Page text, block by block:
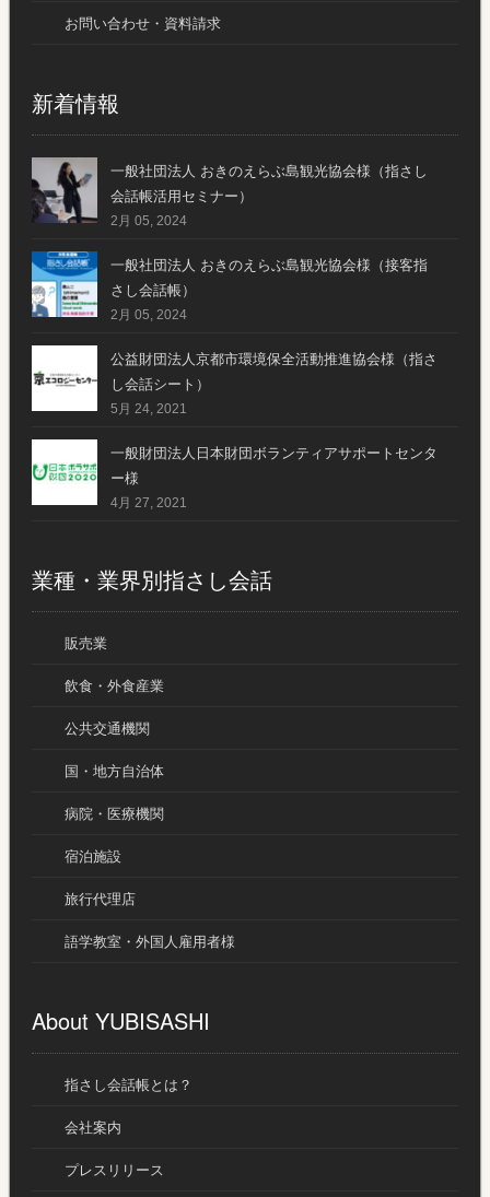
お問い合わせ・資料請求
新着情報
一般社団法人 おきのえらぶ島観光協会様（指さし
会話帳活用セミナー）
2月 05, 2024
一般社団法人 おきのえらぶ島観光協会様（接客指
さし会話帳）
2月 05, 2024
公益財団法人京都市環境保全活動推進協会様（指さ
し会話シート）
5月 24, 2021
一般財団法人日本財団ボランティアサポートセンタ
ー様
4月 27, 2021
業種・業界別指さし会話
販売業
飲食・外食産業
公共交通機関
国・地方自治体
病院・医療機関
宿泊施設
旅行代理店
語学教室・外国人雇用者様
About YUBISASHI
指さし会話帳とは？
会社案内
プレスリリース